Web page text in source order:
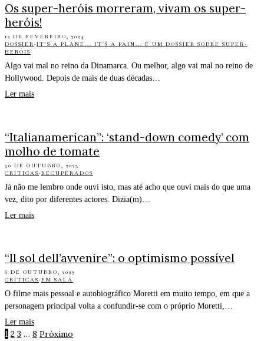
Os super-heróis morreram, vivam os super-
heróis!
12 DE FEVEREIRO, 2024
DOSSIER·IT'S A PLANE... IT'S A PAIN... É UM DOSSIER SOBRE SUPER-
HERÓIS
Algo vai mal no reino da Dinamarca. Ou melhor, algo vai mal no reino de
Hollywood. Depois de mais de duas décadas…
Ler mais
“Italianamerican”: ‘stand-down comedy’ com
molho de tomate
30 DE OUTUBRO, 2023
CRÍTICAS·RECUPERADOS
Já não me lembro onde ouvi isto, mas até acho que ouvi mais do que uma
vez, dito por diferentes actores. Dizia(m)…
Ler mais
“Il sol dell’avvenire”: o optimismo possível
6 DE OUTUBRO, 2023
CRÍTICAS·EM SALA
O filme mais pessoal e autobiográfico Moretti em muito tempo, em que a
personagem principal volta a confundir-se com o próprio Moretti,…
Ler mais
1 2 3 … 8 Próximo